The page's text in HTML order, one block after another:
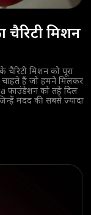
मिशन
मिशन को पूरा
हैं जो हमने मिलकर
फाउंडेशन को तहे दिल
मदद की सबसे ज़्यादा